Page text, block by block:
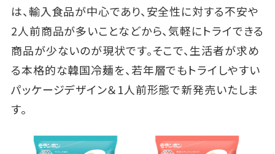
は、輸入食品が中心であり、安全性に対する不安や
2人前商品が多いことなどから、気軽にトライできる
商品が少ないのが現状です。そこで、生活者が求め
る本格的な韓国冷麺を、若年層でもトライしやすい
パッケージデザイン＆1人前形態で新発売いたしま
す。